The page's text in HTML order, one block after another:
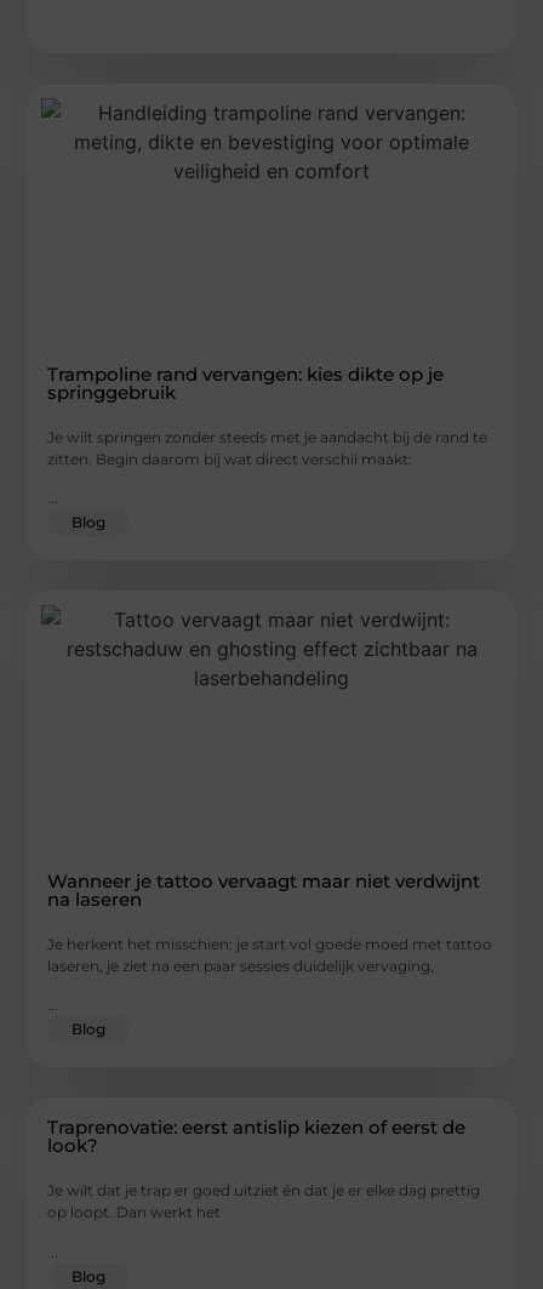
Trampoline rand vervangen: kies dikte op je
springgebruik
Je wilt springen zonder steeds met je aandacht bij de rand te
zitten. Begin daarom bij wat direct verschil maakt:
...
Blog
Wanneer je tattoo vervaagt maar niet verdwijnt
na laseren
Je herkent het misschien: je start vol goede moed met tattoo
laseren, je ziet na een paar sessies duidelijk vervaging,
...
Blog
Traprenovatie: eerst antislip kiezen of eerst de
look?
Je wilt dat je trap er goed uitziet én dat je er elke dag prettig
op loopt. Dan werkt het
Blog